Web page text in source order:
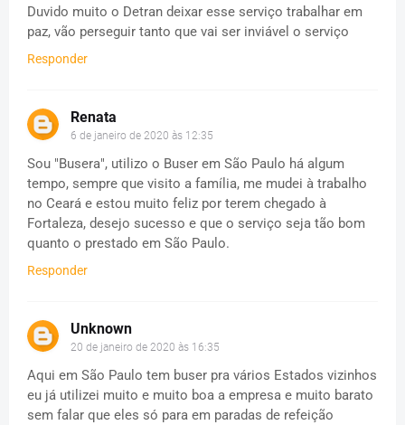
Duvido muito o Detran deixar esse serviço trabalhar em
paz, vão perseguir tanto que vai ser inviável o serviço
Responder
Renata
6 de janeiro de 2020 às 12:35
Sou "Busera", utilizo o Buser em São Paulo há algum
tempo, sempre que visito a família, me mudei à trabalho
no Ceará e estou muito feliz por terem chegado à
Fortaleza, desejo sucesso e que o serviço seja tão bom
quanto o prestado em São Paulo.
Responder
Unknown
20 de janeiro de 2020 às 16:35
Aqui em São Paulo tem buser pra vários Estados vizinhos
eu já utilizei muito e muito boa a empresa e muito barato
sem falar que eles só para em paradas de refeição